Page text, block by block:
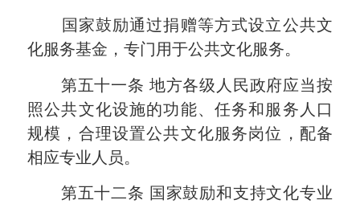
国家鼓励通过捐赠等方式设立公共文
化服务基金，专门用于公共文化服务。
第五十一条 地方各级人民政府应当按
照公共文化设施的功能、任务和服务人口
规模，合理设置公共文化服务岗位，配备
相应专业人员。
第五十二条 国家鼓励和支持文化专业